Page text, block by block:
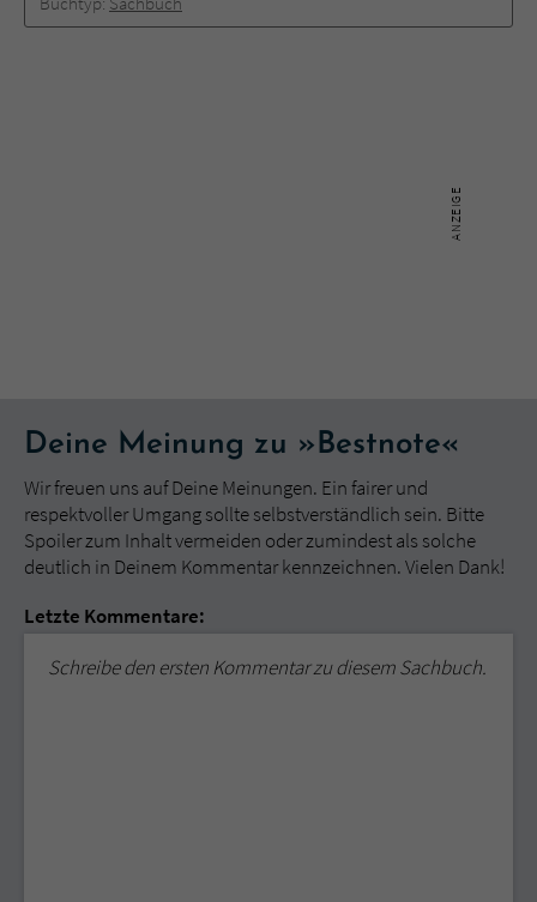
Deine Meinung zu »Bestnote«
Wir freuen uns auf Deine Meinungen. Ein fairer und
respektvoller Umgang sollte selbstverständlich sein. Bitte
Spoiler zum Inhalt vermeiden oder zumindest als solche
deutlich in Deinem Kommentar kennzeichnen. Vielen Dank!
Letzte Kommentare:
Schreibe den ersten Kommentar zu diesem Sachbuch.